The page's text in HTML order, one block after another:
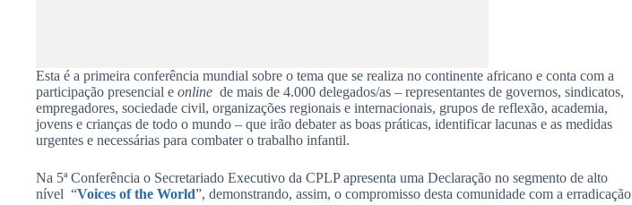
Esta é a primeira conferência mundial sobre o tema que se realiza no continente africano e conta com a
participação presencial e online de mais de 4.000 delegados/as – representantes de governos, sindicatos,
empregadores, sociedade civil, organizações regionais e internacionais, grupos de reflexão, academia,
jovens e crianças de todo o mundo – que irão debater as boas práticas, identificar lacunas e as medidas
urgentes e necessárias para combater o trabalho infantil.
Na 5ª Conferência o Secretariado Executivo da CPLP apresenta uma Declaração no segmento de alto
nível “Voices of the World”, demonstrando, assim, o compromisso desta comunidade com a erradicação